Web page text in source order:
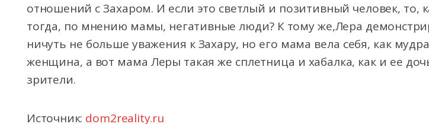
отношений с Захаром. И если это светлый и позитивный человек, то,
тогда, по мнению мамы, негативные люди? К тому же,Лера
ничуть не больше уважения к Захару, но его мама вела себя, как
женщина, а вот мама Леры такая же сплетница и хабалка, как и ее
зрители.
Источник: dom2reality.ru